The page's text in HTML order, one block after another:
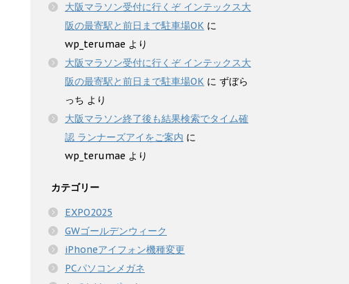
大阪マラソン受付に行くぞ インテックス大
阪の最寄駅と前日まで駐車場OK に
wp_terumae より
大阪マラソン受付に行くぞ インテックス大
阪の最寄駅と前日まで駐車場OK に ずぼら
っち より
大阪マラソン終了後も結果検索でタイム確
認 ランナーズアイをご案内 に
wp_terumae より
カテゴリー
EXPO2025
GWゴールデンウィーク
iPhoneアイフォン機種変更
PCパソコンメガネ